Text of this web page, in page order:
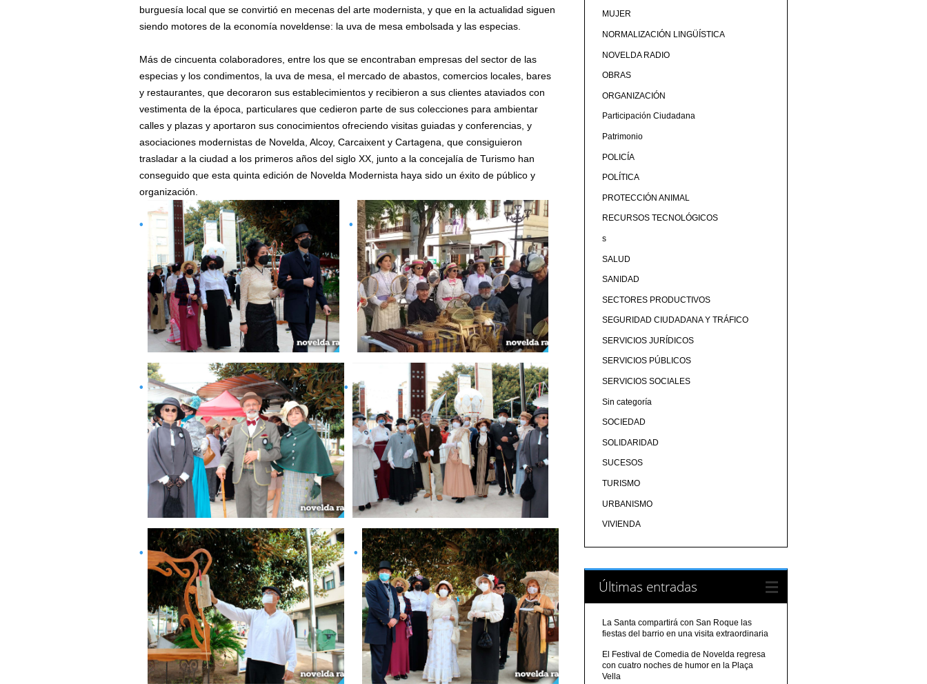
burguesía local que se convirtió en mecenas del arte modernista, y que en la actualidad siguen
siendo motores de la economía noveldense: la uva de mesa embolsada y las especias.
Más de cincuenta colaboradores, entre los que se encontraban empresas del sector de las
especias y los condimentos, la uva de mesa, el mercado de abastos, comercios locales, bares
y restaurantes, que decoraron sus establecimientos y recibieron a sus clientes ataviados con
vestimenta de la época, particulares que cedieron parte de sus colecciones para ambientar
calles y plazas y aportaron sus conocimientos ofreciendo visitas guiadas y conferencias, y
asociaciones modernistas de Novelda, Alcoy, Carcaixent y Cartagena, que consiguieron
trasladar a la ciudad a los primeros años del siglo XX, junto a la concejalía de Turismo han
conseguido que esta quinta edición de Novelda Modernista haya sido un éxito de público y
organización.
MUJER
NORMALIZACIÓN LINGÜÍSTICA
NOVELDA RADIO
OBRAS
ORGANIZACIÓN
Participación Ciudadana
Patrimonio
POLICÍA
POLÍTICA
PROTECCIÓN ANIMAL
RECURSOS TECNOLÓGICOS
s
SALUD
SANIDAD
SECTORES PRODUCTIVOS
SEGURIDAD CIUDADANA Y TRÁFICO
SERVICIOS JURÍDICOS
SERVICIOS PÚBLICOS
SERVICIOS SOCIALES
Sin categoría
SOCIEDAD
SOLIDARIDAD
SUCESOS
TURISMO
URBANISMO
VIVIENDA
Últimas entradas
La Santa compartirá con San Roque las
fiestas del barrio en una visita extraordinaria
El Festival de Comedia de Novelda regresa
con cuatro noches de humor en la Plaça
Vella